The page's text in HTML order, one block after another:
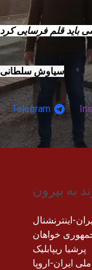
باید قلم فرسایی کرد
سیاوش سلطانی
Telegram
به بیرون
اینترنشنال
خواهان
پرشیا ریپابلیک
ایران-اروپا